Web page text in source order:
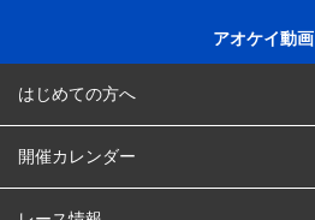
アオケイ動画
はじめての方へ
AOKEIスタジアムって
開催カレンダー